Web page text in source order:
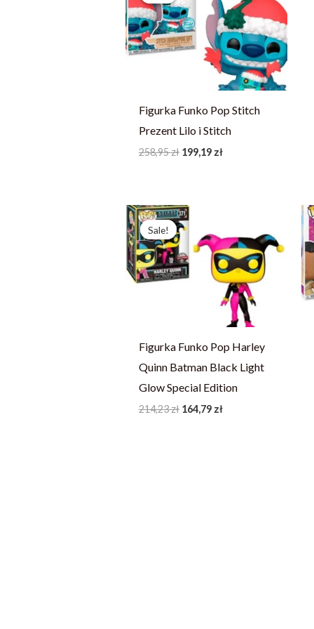
Figurka Funko Pop Stitch
Prezent Lilo i Stitch
258,95zł
258,95 zł.
199,19 zł
199,19 zł.
Sale!
Sale!
Figurka Funko Pop Harley
Quinn Batman Black Light
Glow Special Edition
214,23zł
Pierwotna
cena
wynosiła:
214,23 zł.
164,79 zł
wynosi:
164,79 zł.